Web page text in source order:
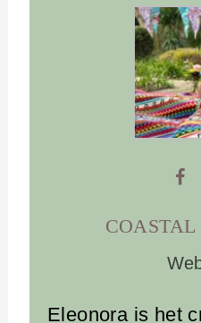
Eleonora is het